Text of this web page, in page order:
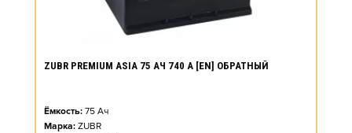
ZUBR PREMIUM ASIA 75 АЧ 740 А [EN] ОБРАТНЫЙ
Ёмкость: 75 Ач
Марка: ZUBR